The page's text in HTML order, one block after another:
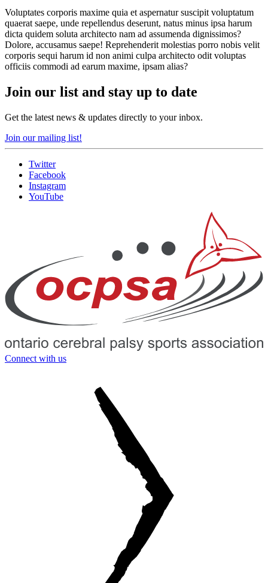
Voluptates corporis maxime quia et aspernatur suscipit voluptatum
quaerat saepe, unde repellendus deserunt, natus minus ipsa harum
dicta quidem soluta architecto nam ad assumenda dignissimos?
Dolore, accusamus saepe! Reprehenderit molestias porro nobis velit
corporis sequi harum id non animi culpa architecto odit voluptas
officiis commodi ad earum maxime, ipsam alias?
Join our list and stay up to date
Get the latest news & updates directly to your inbox.
Join our mailing list!
Twitter
Facebook
Instagram
YouTube
Connect with us